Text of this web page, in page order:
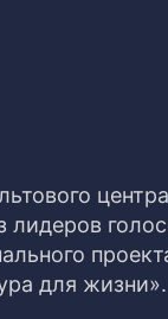
лидеров
для жизни».